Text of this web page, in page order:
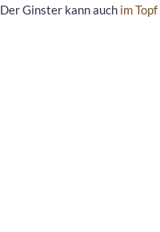
Der Ginster kann auch im Topf